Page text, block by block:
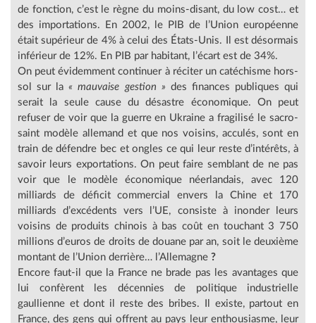
de fonction, c’est le règne du moins-disant, du low cost… et
des importations. En 2002, le PIB de l’Union européenne
était supérieur de 4% à celui des États-Unis. Il est désormais
inférieur de 12%. En PIB par habitant, l’écart est de 34%.
On peut évidemment continuer à réciter un catéchisme hors-
sol sur la« mauvaise gestion » des finances publiques qui
serait la seule cause du désastre économique. On peut
refuser de voir que la guerre en Ukraine a fragilisé le sacro-
saint modèle allemand et que nos voisins, acculés, sont en
train de défendre bec et ongles ce qui leur reste d’intérêts, à
savoir leurs exportations. On peut faire semblant de ne pas
voir que le modèle économique néerlandais, avec 120
milliards de déficit commercial envers la Chine et 170
milliards d’excédents vers l’UE, consiste à inonder leurs
voisins de produits chinois à bas coût en touchant 3 750
millions d’euros de droits de douane par an, soit le deuxième
montant de l’Union derrière… l’Allemagne ?
Encore faut-il que la France ne brade pas les avantages que
lui confèrent les décennies de politique industrielle
gaullienne et dont il reste des bribes. Il existe, partout en
France, des gens qui offrent au pays leur enthousiasme, leur